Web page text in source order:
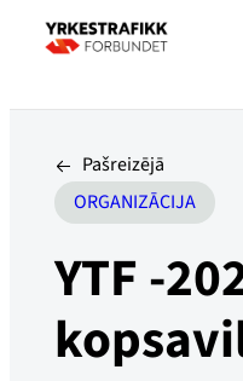
Pašreizējā
ORGANIZĀCIJA
YTF -